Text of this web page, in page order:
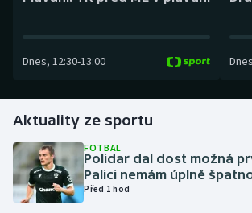
Gymnastika
Házená
Jezdectví
Dnes, 12:30-13:00 Dnes
Aktuality ze sportu
FOTBAL
Polidar dal dost možná
Palici nemám úplně
Před 1 hod